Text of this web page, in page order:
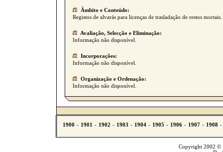
Âmbito e Conteúdo:
Registos de alvarás para licenças de trasladação de restos mortais.
Avaliação, Selecção e Eliminação:
Informação não disponível.
Incorporações:
Informação não disponível.
Organização e Ordenação:
Informação não disponível.
Copyright 2002 ©